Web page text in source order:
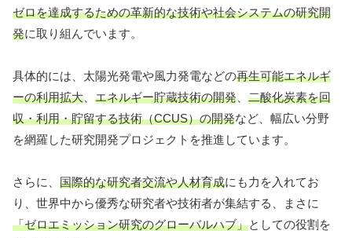
ゼロを達成するための革新的な技術や社会システムの研究開
発に取り組んでいます。
具体的には、太陽光発電や風力発電などの再生可能エネルギ
ーの利用拡大
エネルギー貯蔵技術の開発
二酸化炭素を回
収・利用・貯留する技術（CCUS）の開発など、幅広い分野
を網羅した研究開発プロジェクトを推進しています。
さらに、 国際的な研究者交流や人材育成にも力を入れてお
り、世界中から優秀な研究者や技術者が集結する、まさに
「ゼロエミッション研究のグローバルハブ」としての役割を